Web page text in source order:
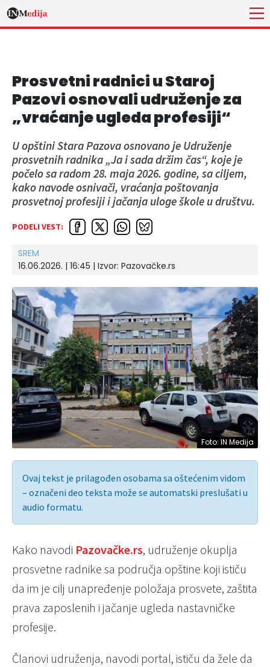
Prosvetni radnici u Staroj
Pazovi osnovali udruženje za
„vraćanje ugleda profesiji“
U opštini Stara Pazova osnovano je Udruženje
prosvetnih radnika „Ja i sada držim čas“, koje je
počelo sa radom 28. maja 2026. godine, sa ciljem,
kako navode osnivači, vraćanja poštovanja
prosvetnoj profesiji i jačanja uloge škole u društvu.
PODELI VEST:
SREM
16.06.2026. | 16:45 | Izvor: Pazovačke.rs
Foto: IN Medija
Ovaj tekst je prilagođen osobama sa oštećenim vidom
– označeni deo teksta može se automatski preslušati u
audio formatu.
Kako navodi Pazovačke.rs, udruženje okuplja
prosvetne radnike sa područja opštine koji ističu
da im je cilj unapređenje položaja prosvete, zaštita
prava zaposlenih i jačanje ugleda nastavničke
profesije.
Članovi udruženja, navodi portal, ističu da žele da